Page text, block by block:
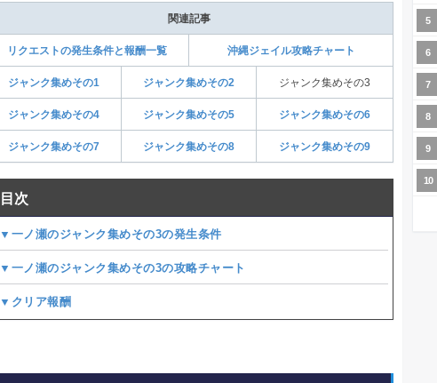
関連記事
リクエストの発生条件と報酬一覧 沖縄ジェイル攻略チャート
ジャンク集めその1 ジャンク集めその2 ジャンク集めその3
ジャンク集めその4 ジャンク集めその5 ジャンク集めその6
ジャンク集めその7 ジャンク集めその8 ジャンク集めその9
目次
▼一ノ瀬のジャンク集めその3の発生条件
▼一ノ瀬のジャンク集めその3の攻略チャート
▼クリア報酬